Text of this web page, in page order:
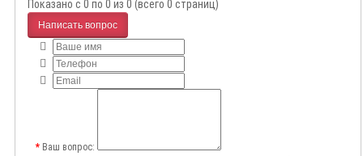
Показано с 0 по 0 из 0 (всего 0 страниц)
Написать вопрос
Ваш вопрос: